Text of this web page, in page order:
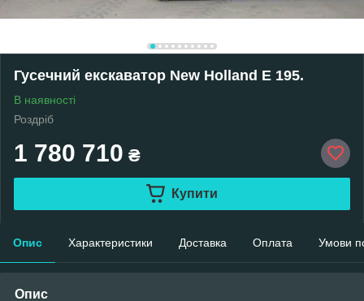
Гусечний екскаватор New Holland E 195.
В наявності
Роздріб
1 780 710 ₴
Купити
Опис Характеристики Доставка Оплата Умови
Опис